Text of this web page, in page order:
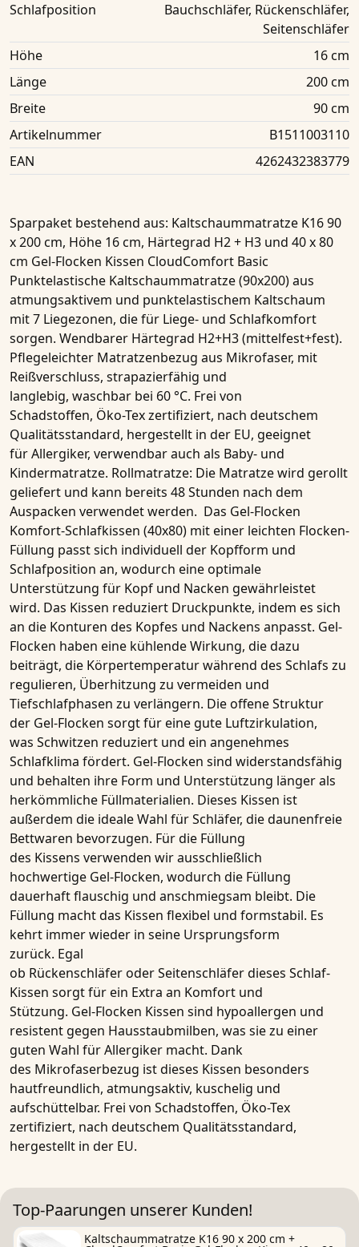
Schlafposition
Bauchschläfer, Rückenschläfer,
Seitenschläfer
Höhe
16 cm
Länge
200 cm
Breite
90 cm
Artikelnummer
B1511003110
EAN
4262432383779
Sparpaket bestehend aus: Kaltschaummatratze K16 90
x 200 cm, Höhe 16 cm, Härtegrad H2 + H3 und 40 x 80
cm Gel-Flocken Kissen CloudComfort Basic
Punktelastische Kaltschaummatratze (90x200) aus
atmungsaktivem und punktelastischem Kaltschaum
mit 7 Liegezonen, die für Liege- und Schlafkomfort
sorgen. Wendbarer Härtegrad H2+H3 (mittelfest+fest).
Pflegeleichter Matratzenbezug aus Mikrofaser, mit
Reißverschluss, strapazierfähig und
langlebig, waschbar bei 60 °C. Frei von
Schadstoffen, Öko-Tex zertifiziert, nach deutschem
Qualitätsstandard, hergestellt in der EU, geeignet
für Allergiker, verwendbar auch als Baby- und
Kindermatratze. Rollmatratze: Die Matratze wird gerollt
geliefert und kann bereits 48 Stunden nach dem
Auspacken verwendet werden. Das Gel-Flocken
Komfort-Schlafkissen (40x80) mit einer leichten Flocken-
Füllung passt sich individuell der Kopfform und
Schlafposition an, wodurch eine optimale
Unterstützung für Kopf und Nacken gewährleistet
wird. Das Kissen reduziert Druckpunkte, indem es sich
an die Konturen des Kopfes und Nackens anpasst. Gel-
Flocken haben eine kühlende Wirkung, die dazu
beiträgt, die Körpertemperatur während des Schlafs zu
regulieren, Überhitzung zu vermeiden und
Tiefschlafphasen zu verlängern. Die offene Struktur
der Gel-Flocken sorgt für eine gute Luftzirkulation,
was Schwitzen reduziert und ein angenehmes
Schlafklima fördert. Gel-Flocken sind widerstandsfähig
und behalten ihre Form und Unterstützung länger als
herkömmliche Füllmaterialien. Dieses Kissen ist
außerdem die ideale Wahl für Schläfer, diedaunenfreie
Bettwaren bevorzugen. Für die Füllung
des Kissens verwenden wir ausschließlich
hochwertige Gel-Flocken, wodurch die Füllung
dauerhaft flauschig und anschmiegsam bleibt. Die
Füllung macht das Kissen flexibel und formstabil. Es
kehrt immer wieder in seine Ursprungsform
zurück. Egal
ob RückenschläferoderSeitenschläferdieses Schlaf-
Kissen sorgt für ein Extra an Komfort und
Stützung. Gel-Flocken Kissen sind hypoallergen und
resistent gegen Hausstaubmilben, was sie zu einer
guten Wahl fürAllergiker macht. Dank
des Mikrofaserbezug ist dieses Kissen besonders
hautfreundlich, atmungsaktiv, kuschelig und
aufschüttelbar. Frei von Schadstoffen, Öko-Tex
zertifiziert, nach deutschem Qualitätsstandard,
hergestellt in der EU.
Top-Paarungen unserer Kunden!
Kaltschaummatratze K16 90 x 200 cm +